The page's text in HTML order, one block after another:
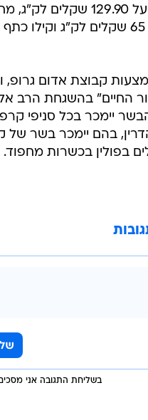
ארגנטינאי יעמוד על 129.90
אסאדו יעמוד על 65 שקלים לק"ג וקילו
קבוצת אדום גרופ,
החיים" בהשגחת הרב
יימכר בכל סניפי
בהם יימכר בשר של
בפולין בכשרות מחפוד.
בשליחת התגובה אני מסכים